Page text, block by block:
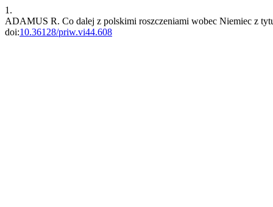
1.
ADAMUS R. Co dalej z polskimi roszczeniami wobec Niemiec z
doi:10.36128/priw.vi44.608